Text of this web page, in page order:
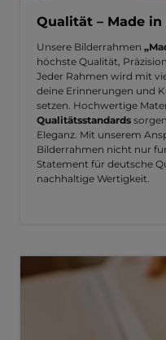
Qualität – Made in
Unsere Bilderrahmen
höchste Qualität,
Jeder Rahmen wird mit
deine Erinnerungen und
setzen. Hochwertige
Qualitätsstandards
Eleganz. Mit unserem
Bilderrahmen nicht nur
Statement für deutsche
nachhaltige Wertigkeit.